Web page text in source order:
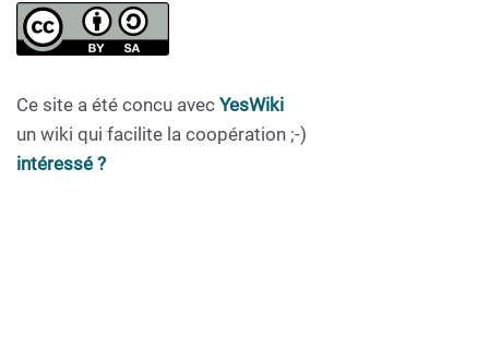
Ce site a été concu avec YesWiki
un wiki qui facilite la coopération ;-)
intéressé ?